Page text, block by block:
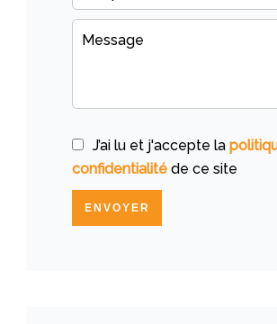
J’ai lu et j'accepte la
confidentialité de ce site
ENVOYER